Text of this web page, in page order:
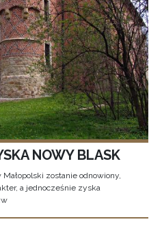
NOWY BLASK
zostanie odnowiony,
a jednocześnie zyska